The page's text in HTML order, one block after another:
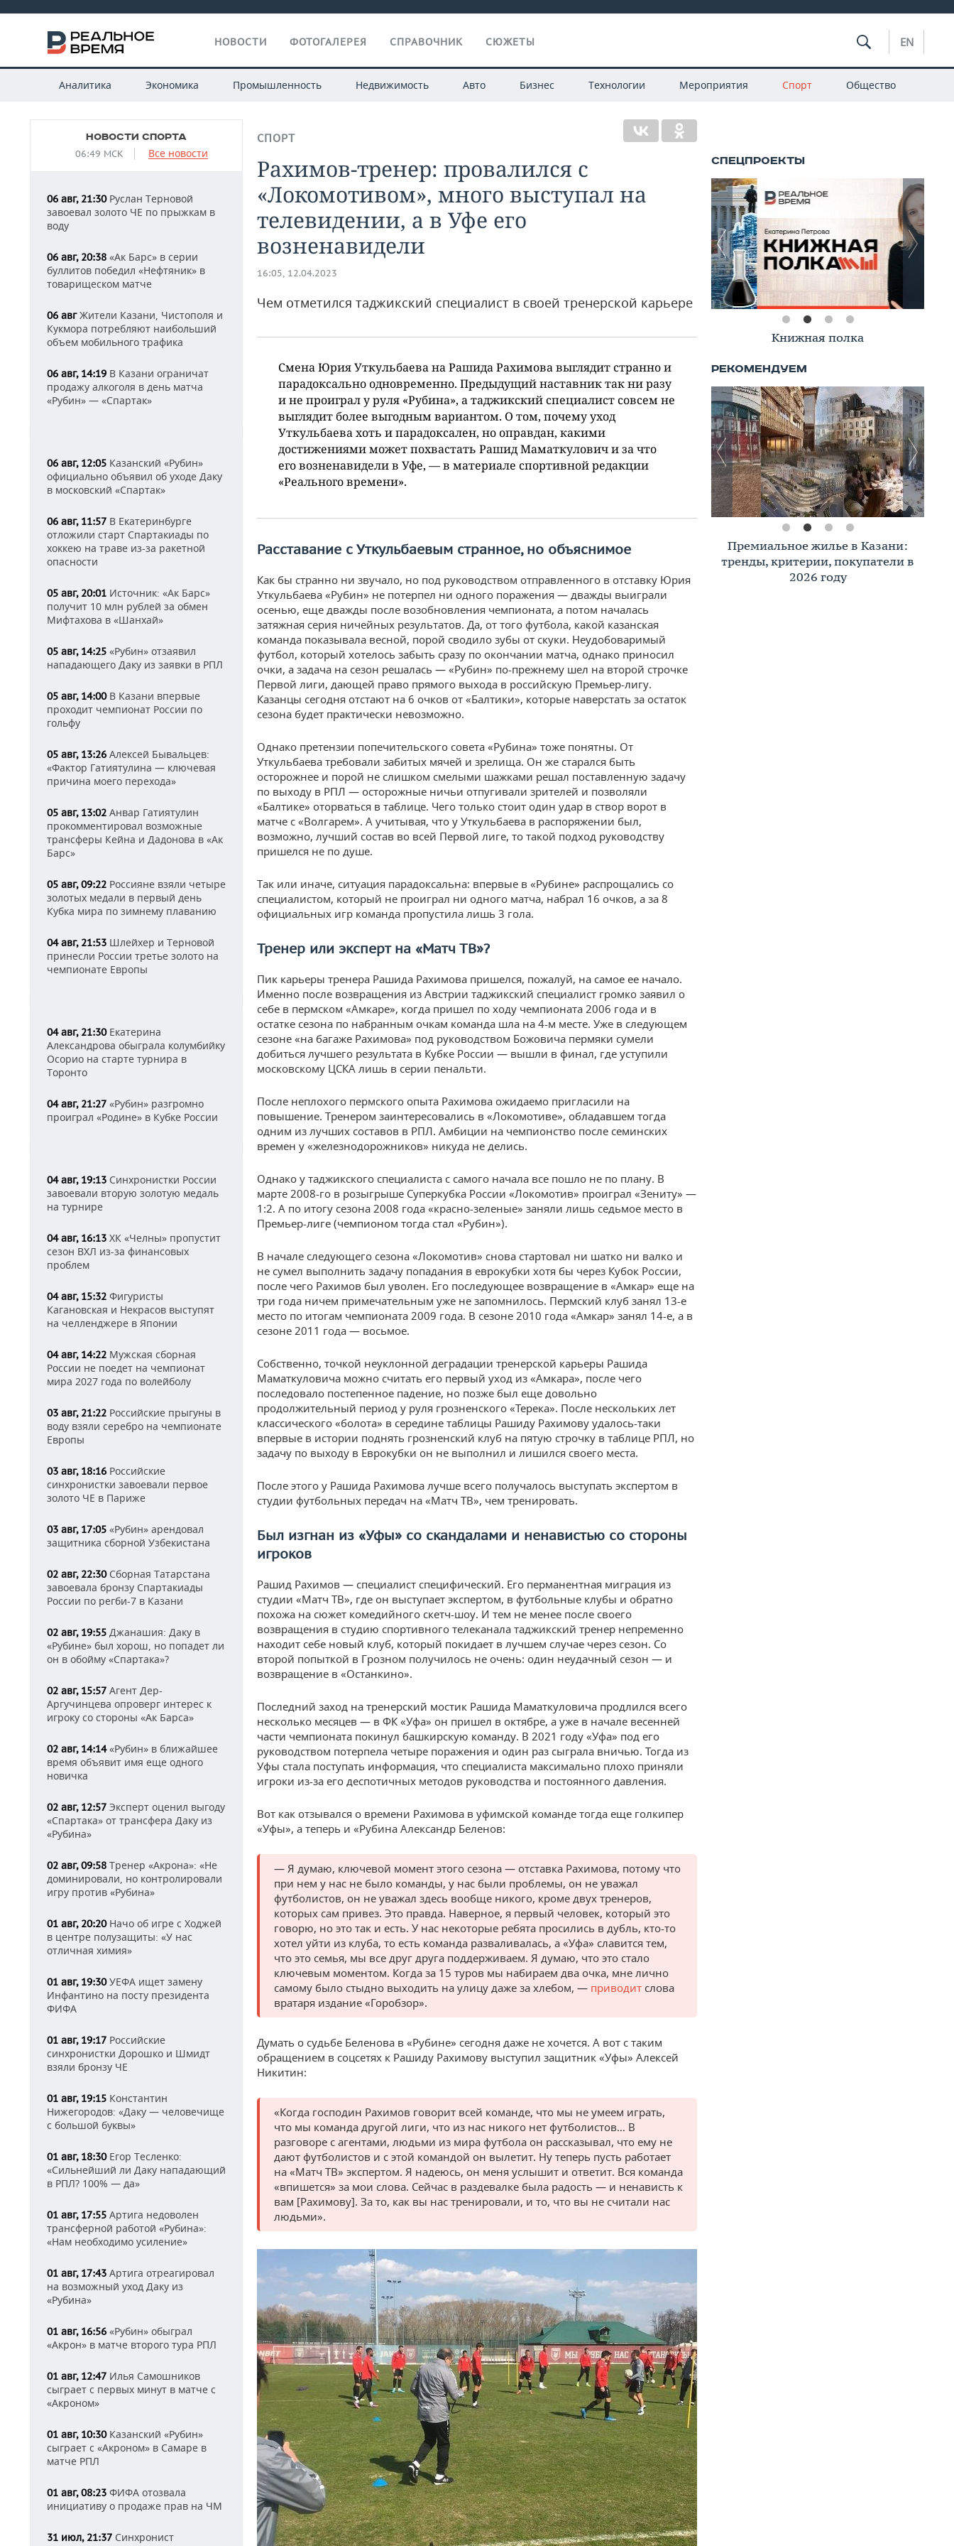
НОВОСТИ ФОТОГАЛЕРЕЯ СПРАВОЧНИК СЮЖЕТЫ EN
Аналитика Экономика Промышленность Недвижимость Авто Бизнес Технологии Мероприятия Спорт Общество
НОВОСТИ СПОРТА
06:49 МСК Все новости
06 авг, 21:30Руслан Терновой
завоевал золото ЧЕ по прыжкам в
воду
06 авг, 20:38 «Ак Барс» в серии
буллитов победил «Нефтяник» в
товарищеском матче
06 авгЖители Казани, Чистополя и
Кукмора потребляют наибольший
объем мобильного трафика
06 авг, 14:19 В Казани ограничат
продажу алкоголя в день матча
«Рубин» — «Спартак»
06 авг, 12:05 Казанский «Рубин»
официально объявил об уходе Даку
в московский «Спартак»
06 авг, 11:57 В Екатеринбурге
отложили старт Спартакиады по
хоккею на траве из-за ракетной
опасности
05 авг, 20:01 Источник: «Ак Барс»
получит 10 млн рублей за обмен
Мифтахова в «Шанхай»
05 авг, 14:25 «Рубин» отзаявил
нападающего Даку из заявки в РПЛ
05 авг, 14:00В Казани впервые
проходит чемпионат России по
гольфу
05 авг, 13:26 Алексей Бывальцев:
«Фактор Гатиятулина — ключевая
причина моего перехода»
05 авг, 13:02 Анвар Гатиятулин
прокомментировал возможные
трансферы Кейна и Дадонова в «Ак
Барс»
05 авг, 09:22 Россияне взяли четыре
золотых медали в первый день
Кубка мира по зимнему плаванию
04 авг, 21:53 Шлейхер и Терновой
принесли России третье золото на
чемпионате Европы
04 авг, 21:30Екатерина
Александрова обыграла колумбийку
Осорио на старте турнира в
Торонто
04 авг, 21:27 «Рубин» разгромно
проиграл «Родине» в Кубке России
04 авг, 19:13 Синхронистки России
завоевали вторую золотую медаль
на турнире
04 авг, 16:13 ХК «Челны» пропустит
сезон ВХЛ из-за финансовых
проблем
04 авг, 15:32 Фигуристы
Кагановская и Некрасов выступят
на челленджере в Японии
04 авг, 14:22 Мужская сборная
России не поедет на чемпионат
мира 2027 года по волейболу
03 авг, 21:22 Российские прыгуны в
воду взяли серебро на чемпионате
Европы
03 авг, 18:16 Российские
синхронистки завоевали первое
золото ЧЕ в Париже
03 авг, 17:05 «Рубин» арендовал
защитника сборной Узбекистана
02 авг, 22:30Сборная Татарстана
завоевала бронзу Спартакиады
России по регби-7 в Казани
02 авг, 19:55 Джанашия: Даку в
«Рубине» был хорош, но попадет ли
он в обойму «Спартака»?
02 авг, 15:57 Агент Дер-
Аргучинцева опроверг интерес к
игроку со стороны «Ак Барса»
02 авг, 14:14«Рубин» в ближайшее
время объявит имя еще одного
новичка
02 авг, 12:57 Эксперт оценил выгоду
«Спартака» от трансфера Даку из
«Рубина»
02 авг, 09:58 Тренер «Акрона»: «Не
доминировали, но контролировали
игру против «Рубина»
01 авг, 20:20Начо об игре с Ходжей
в центре полузащиты: «У нас
отличная химия»
01 авг, 19:30УЕФА ищет замену
Инфантино на посту президента
ФИФА
01 авг, 19:17 Российские
синхронистки Дорошко и Шмидт
взяли бронзу ЧЕ
01 авг, 19:15 Константин
Нижегородов: «Даку — человечище
с большой буквы»
01 авг, 18:30Егор Тесленко:
«Сильнейший ли Даку нападающий
в РПЛ? 100% — да»
01 авг, 17:55 Артига недоволен
трансферной работой «Рубина»:
«Нам необходимо усиление»
01 авг, 17:43 Артига отреагировал
на возможный уход Даку из
«Рубина»
01 авг, 16:56 «Рубин» обыграл
«Акрон» в матче второго тура РПЛ
01 авг, 12:47 Илья Самошников
сыграет с первых минут в матче с
«Акроном»
01 авг, 10:30Казанский «Рубин»
сыграет с «Акроном» в Самаре в
матче РПЛ
01 авг, 08:23 ФИФА отозвала
инициативу о продаже прав на ЧМ
31 июл, 21:37 Синхронист
СПОРТ
Рахимов-тренер: провалился с
«Локомотивом», много выступал на
телевидении, а в Уфе его
возненавидели
16:05, 12.04.2023
Чем отметился таджикский специалист в своей тренерской карьере
Смена Юрия Уткульбаева на Рашида Рахимова выглядит странно и
парадоксально одновременно. Предыдущий наставник так ни разу
и не проиграл у руля «Рубина», а таджикский специалист совсем не
выглядит более выгодным вариантом. О том, почему уход
Уткульбаева хоть и парадоксален, но оправдан, какими
достижениями может похвастать Рашид Маматкулович и за что
его возненавидели в Уфе, — в материале спортивной редакции
«Реального времени».
Расставание с Уткульбаевым странное, но объяснимое
Как бы странно ни звучало, но под руководством отправленного в отставку Юрия
Уткульбаева «Рубин» не потерпел ни одного поражения — дважды выиграли
осенью, еще дважды после возобновления чемпионата, а потом началась
затяжная серия ничейных результатов. Да, от того футбола, какой казанская
команда показывала весной, порой сводило зубы от скуки. Неудобоваримый
футбол, который хотелось забыть сразу по окончании матча, однако приносил
очки, а задача на сезон решалась — «Рубин» по-прежнему шел на второй строчке
Первой лиги, дающей право прямого выхода в российскую Премьер-лигу.
Казанцы сегодня отстают на 6 очков от «Балтики», которые наверстать за остаток
сезона будет практически невозможно.
Однако претензии попечительского совета «Рубина» тоже понятны. От
Уткульбаева требовали забитых мячей и зрелища. Он же старался быть
осторожнее и порой не слишком смелыми шажками решал поставленную задачу
по выходу в РПЛ — осторожные ничьи отпугивали зрителей и позволяли
«Балтике» оторваться в таблице. Чего только стоит один удар в створ ворот в
матче с «Волгарем». А учитывая, что у Уткульбаева в распоряжении был,
возможно, лучший состав во всей Первой лиге, то такой подход руководству
пришелся не по душе.
Так или иначе, ситуация парадоксальна: впервые в «Рубине» распрощались со
специалистом, который не проиграл ни одного матча, набрал 16 очков, а за 8
официальных игр команда пропустила лишь 3 гола.
Тренер или эксперт на «Матч ТВ»?
Пик карьеры тренера Рашида Рахимова пришелся, пожалуй, на самое ее начало.
Именно после возвращения из Австрии таджикский специалист громко заявил о
себе в пермском «Амкаре», когда пришел по ходу чемпионата 2006 года и в
остатке сезона по набранным очкам команда шла на 4-м месте. Уже в следующем
сезоне «на багаже Рахимова» под руководством Божовича пермяки сумели
добиться лучшего результата в Кубке России — вышли в финал, где уступили
московскому ЦСКА лишь в серии пенальти.
После неплохого пермского опыта Рахимова ожидаемо пригласили на
повышение. Тренером заинтересовались в «Локомотиве», обладавшем тогда
одним из лучших составов в РПЛ. Амбиции на чемпионство после семинских
времен у «железнодорожников» никуда не делись.
Однако у таджикского специалиста с самого начала все пошло не по плану. В
марте 2008-го в розыгрыше Суперкубка России «Локомотив» проиграл «Зениту» —
1:2. А по итогу сезона 2008 года «красно-зеленые» заняли лишь седьмое место в
Премьер-лиге (чемпионом тогда стал «Рубин»).
В начале следующего сезона «Локомотив» снова стартовал ни шатко ни валко и
не сумел выполнить задачу попадания в еврокубки хотя бы через Кубок России,
после чего Рахимов был уволен. Его последующее возвращение в «Амкар» еще на
три года ничем примечательным уже не запомнилось. Пермский клуб занял 13-е
место по итогам чемпионата 2009 года. В сезоне 2010 года «Амкар» занял 14-е, а в
сезоне 2011 года — восьмое.
Собственно, точкой неуклонной деградации тренерской карьеры Рашида
Маматкуловича можно считать его первый уход из «Амкара», после чего
последовало постепенное падение, но позже был еще довольно
продолжительный период у руля грозненского «Терека». После нескольких лет
классического «болота» в середине таблицы Рашиду Рахимову удалось-таки
впервые в истории поднять грозненский клуб на пятую строчку в таблице РПЛ, но
задачу по выходу в Еврокубки он не выполнил и лишился своего места.
После этого у Рашида Рахимова лучше всего получалось выступать экспертом в
студии футбольных передач на «Матч ТВ», чем тренировать.
Был изгнан из «Уфы» со скандалами и ненавистью со стороны
игроков
Рашид Рахимов — специалист специфический. Его перманентная миграция из
студии «Матч ТВ», где он выступает экспертом, в футбольные клубы и обратно
похожа на сюжет комедийного скетч-шоу. И тем не менее после своего
возвращения в студию спортивного телеканала таджикский тренер непременно
находит себе новый клуб, который покидает в лучшем случае через сезон. Со
второй попыткой в Грозном получилось не очень: один неудачный сезон — и
возвращение в «Останкино».
Последний заход на тренерский мостик Рашида Маматкуловича продлился всего
несколько месяцев — в ФК «Уфа» он пришел в октябре, а уже в начале весенней
части чемпионата покинул башкирскую команду. В 2021 году «Уфа» под его
руководством потерпела четыре поражения и один раз сыграла вничью. Тогда из
Уфы стала поступать информация, что специалиста максимально плохо приняли
игроки из-за его деспотичных методов руководства и постоянного давления.
Вот как отзывался о времени Рахимова в уфимской команде тогда еще голкипер
«Уфы», а теперь и «Рубина Александр Беленов:
— Я думаю, ключевой момент этого сезона — отставка Рахимова, потому что
при нем у нас не было команды, у нас были проблемы, он не уважал
футболистов, он не уважал здесь вообще никого, кроме двух тренеров,
которых сам привез. Это правда. Наверное, я первый человек, который это
говорю, но это так и есть. У нас некоторые ребята просились в дубль, кто-то
хотел уйти из клуба, то есть команда разваливалась, а «Уфа» славится тем,
что это семья, мы все друг друга поддерживаем. Я думаю, что это стало
ключевым моментом. Когда за 15 туров мы набираем два очка, мне лично
самому было стыдно выходить на улицу даже за хлебом, — приводит слова
вратаря издание «Горобзор».
Думать о судьбе Беленова в «Рубине» сегодня даже не хочется. А вот с таким
обращением в соцсетях к Рашиду Рахимову выступил защитник «Уфы» Алексей
Никитин:
«Когда господин Рахимов говорит всей команде, что мы не умеем играть,
что мы команда другой лиги, что из нас никого нет футболистов… В
разговоре с агентами, людьми из мира футбола он рассказывал, что ему не
дают футболистов и с этой командой он вылетит. Ну теперь пусть работает
на «Матч ТВ» экспертом. Я надеюсь, он меня услышит и ответит. Вся команда
«впишется» за мои слова. Сейчас в раздевалке была радость — и ненависть к
вам [Рахимову]. За то, как вы нас тренировали, и то, что вы не считали нас
людьми».
Книжная полка
Премиальное жилье в Казани:
тренды, критерии, покупатели в
2026 году